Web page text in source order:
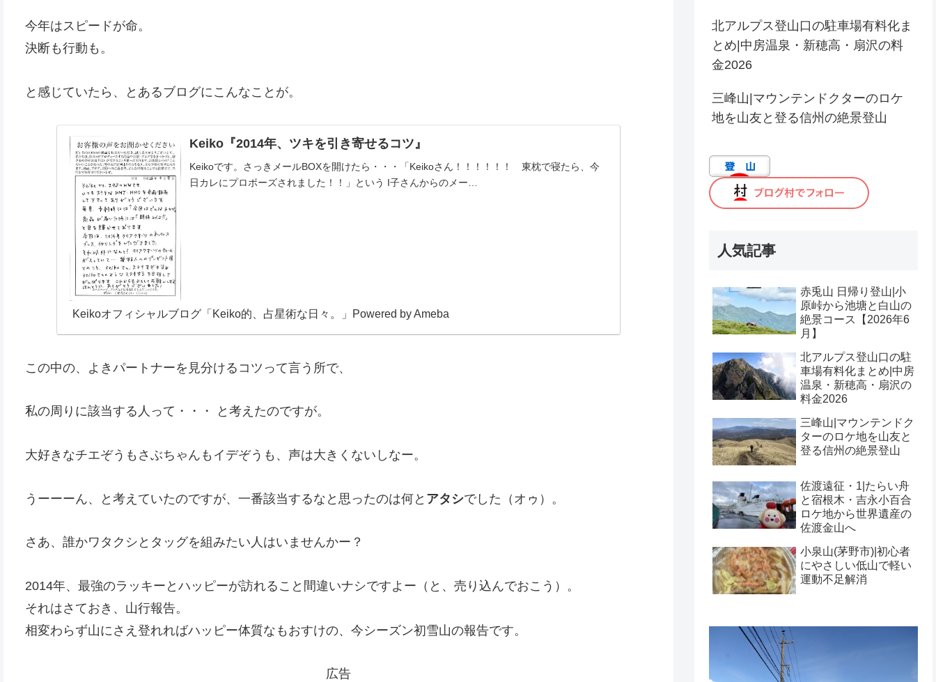
今年はスピードが命。
決断も行動も。
と感じていたら、とあるブログにこんなことが。
Keiko『2014年、ツキを引き寄せるコツ』
Keikoです。さっきメールBOXを開けたら・・・「Keikoさん！！！！！！ 東枕で寝たら、今
日カレにプロポーズされました！！」という I子さんからのメー…
Keikoオフィシャルブログ「Keiko的、占星術な日々。」Powered by Ameba
この中の、よきパートナーを見分けるコツって言う所で、
私の周りに該当する人って・・・ と考えたのですが。
大好きなチエぞうもさぶちゃんもイデぞうも、声は大きくないしなー。
うーーーん、と考えていたのですが、一番該当するなと思ったのは何と アタシでした（オゥ）。
さあ、誰かワタクシとタッグを組みたい人はいませんかー？
2014年、最強のラッキーとハッピーが訪れること間違いナシですよー（と、売り込んでおこう）。
それはさておき、山行報告。
相変わらず山にさえ登れればハッピー体質なもおすけの、今シーズン初雪山の報告です。
広告
北アルプス登山口の駐車場有料化ま
とめ|中房温泉・新穂高・扇沢の料
金2026
三峰山|マウンテンドクターのロケ
地を山友と登る信州の絶景登山
人気記事
赤兎山 日帰り登山|小
原峠から池塘と白山の
絶景コース【2026年6
月】
北アルプス登山口の駐
車場有料化まとめ|中房
温泉・新穂高・扇沢の
料金2026
三峰山|マウンテンドク
ターのロケ地を山友と
登る信州の絶景登山
佐渡遠征・1|たらい舟
と宿根木・吉永小百合
ロケ地から世界遺産の
佐渡金山へ
小泉山(茅野市)|初心者
にやさしい低山で軽い
運動不足解消